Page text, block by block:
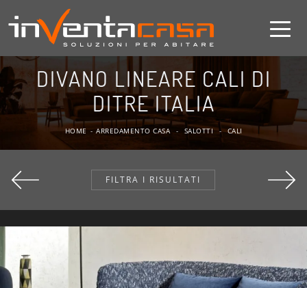
DIVANO LINEARE CALI DI
DITRE ITALIA
HOME - ARREDAMENTO CASA - SALOTTI - CALI
FILTRA I RISULTATI